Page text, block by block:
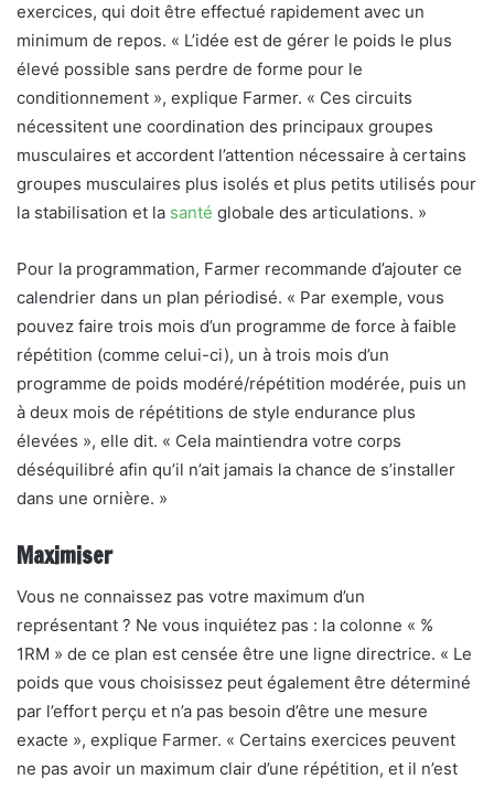
exercices, qui doit être effectué rapidement avec un
minimum de repos. « L’idée est de gérer le poids le plus
élevé possible sans perdre de forme pour le
conditionnement », explique Farmer. « Ces circuits
nécessitent une coordination des principaux groupes
musculaires et accordent l’attention nécessaire à certains
groupes musculaires plus isolés et plus petits utilisés pour
la stabilisation et la santé globale des articulations. »
Pour la programmation, Farmer recommande d’ajouter ce
calendrier dans un plan périodisé. « Par exemple, vous
pouvez faire trois mois d’un programme de force à faible
répétition (comme celui-ci), un à trois mois d’un
programme de poids modéré/répétition modérée, puis un
à deux mois de répétitions de style endurance plus
élevées », elle dit. « Cela maintiendra votre corps
déséquilibré afin qu’il n’ait jamais la chance de s’installer
dans une ornière. »
Maximiser
Vous ne connaissez pas votre maximum d’un
représentant ? Ne vous inquiétez pas : la colonne « %
1RM » de ce plan est censée être une ligne directrice. « Le
poids que vous choisissez peut également être déterminé
par l’effort perçu et n’a pas besoin d’être une mesure
exacte », explique Farmer. « Certains exercices peuvent
ne pas avoir un maximum clair d’une répétition, et il n’est